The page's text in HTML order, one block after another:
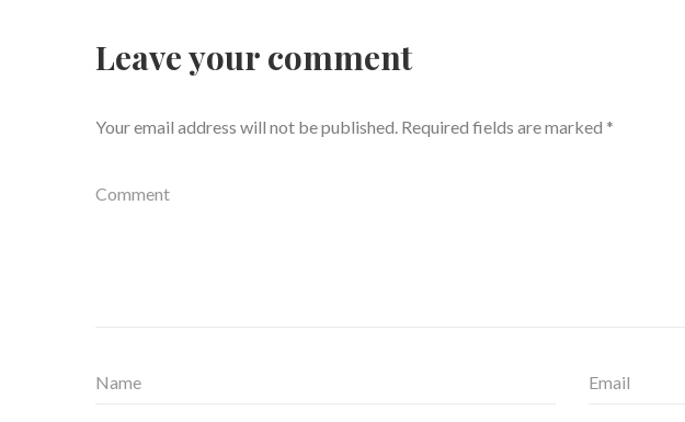
Leave your comment
Your email address will not be published. Required fields are marked *